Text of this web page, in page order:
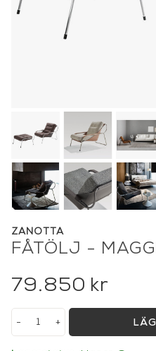
ZANOTTA
FÅTÖLJ -
79.850 kr
+
-